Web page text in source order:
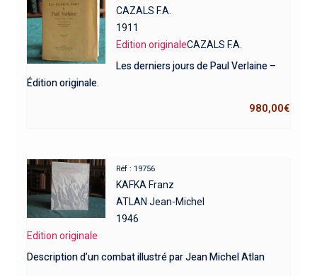
CAZALS F.A.
1911
Edition originaleCAZALS F.A.
Les derniers jours de Paul Verlaine –
Édition originale.
980,00€
Réf : 19756
KAFKA Franz
ATLAN Jean-Michel
1946
Edition originale
Description d’un combat illustré par Jean Michel Atlan